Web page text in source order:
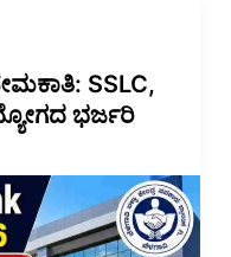
SSLC,
ಭರ್ಜರಿ